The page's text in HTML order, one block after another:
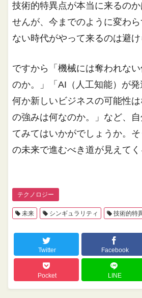
技術的特異点が本当に来るの
せんが、今までのように変わ
ない時代がやって来るのは避け
ですから「機械には奪われな
のか。」「AI（人工知能）が
何か新しいビジネスの可能性
の強みは何なのか。」など、
てみてはいかがでしょうか。
の未来で進むべき道が見えてく
テクノロジー
未来 シンギュラリティ 技術的特
Twitter Facebook
Pocket LINE